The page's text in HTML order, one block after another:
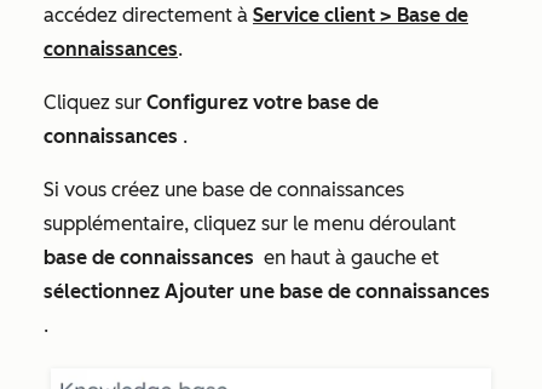
accédez directement à Service client > Base de
connaissances.
Cliquez sur Configurez votre base de
connaissances .
Si vous créez une base de connaissances
supplémentaire, cliquez sur le menu déroulant
base de connaissances en haut à gauche et
sélectionnez Ajouter une base de connaissances
.